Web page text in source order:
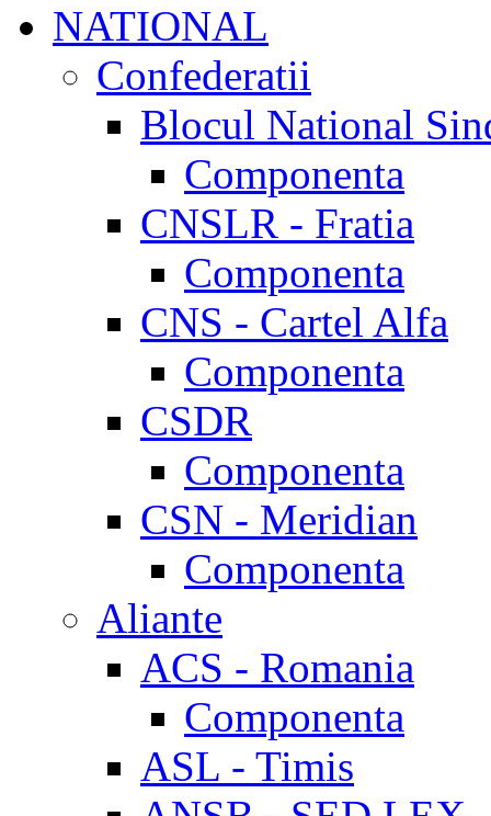
NATIONAL
Confederatii
Blocul National
Componenta
CNSLR - Fratia
Componenta
CNS - Cartel Alfa
Componenta
CSDR
Componenta
CSN - Meridian
Componenta
Aliante
ACS - Romania
Componenta
ASL - Timis